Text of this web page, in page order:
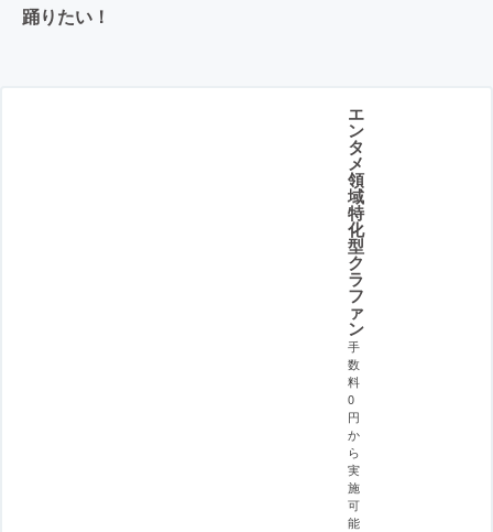
踊りたい！
エ
ン
タ
メ
領
域
特
化
型
ク
ラ
フ
ァ
ン
手
数
料
0
円
か
ら
実
施
可
能